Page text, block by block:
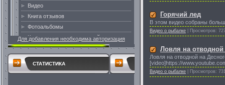
Для добавления необходима авторизация
СТАТИСТИКА
Горячий лед
В этом видео собраны
Видео о рыбалке Просмотров:
Ловля на отводной
Ловля на отводной на
[video]https://
Видео о рыбалке Просмотров: